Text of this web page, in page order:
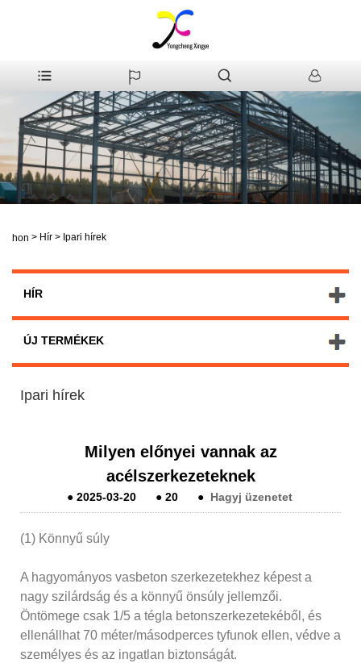
itthon > Hír > Ipari hírek
HÍR
ÚJ TERMÉKEK
Ipari hírek
Milyen előnyei vannak az
acélszerkezeteknek
●2025-03-20 ●20 ● Hagyj üzenetet
(1) Könnyű súly
A hagyományos vasbeton szerkezetekhez képest a
nagy szilárdság és a könnyű önsúly jellemzői.
Öntömege csak 1/5 a tégla betonszerkezetekéből, és
ellenállhat 70 méter/másodperces tyfunok ellen, védve a
személyes és az ingatlan biztonságát.